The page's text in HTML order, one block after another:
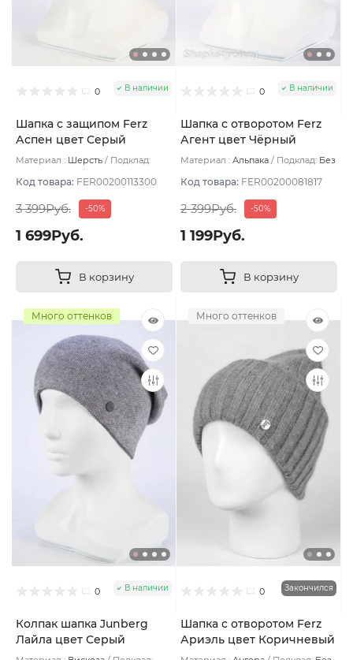
0 В наличии
Шапка с защипом Ferz
Аспен цвет Серый
темный
Материал : Шерсть
Подклад:
Код товара: FER00200113300
3 399Руб. -50%
1 699Руб.
В корзину
0 В наличии
Шапка с отворотом Ferz
Агент цвет Чёрный
Материал : Альпака Подклад: Без
Код товара: FER00200081817
2 399Руб. -50%
1 199Руб.
В корзину
Много оттенков
0 В наличии
Колпак шапка Junberg
Лайла цвет Серый
темный
Много оттенков
0 Закончился
Шапка с отворотом Ferz
Ариэль цвет Коричневый
светлый